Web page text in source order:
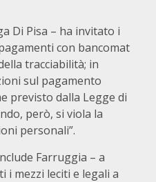
Di Pisa – ha invitato i
con bancomat
tracciabilità; in
sul pagamento
previsto dalla Legge di
però, si viola la
personali”.
Farruggia – a
i mezzi leciti e legali a